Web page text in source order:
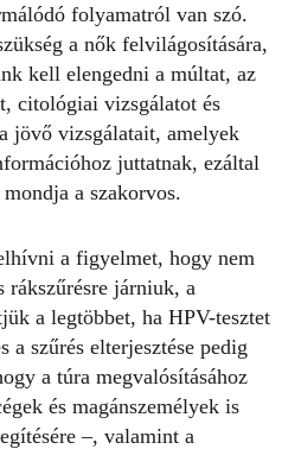
folyamatról van szó.
a nők felvilágosítására,
kell elengedni a múltat, az
citológiai vizsgálatot és
jövő vizsgálatait, amelyek
juttatnak, ezáltal
a szakorvos.
a figyelmet, hogy nem
rákszűrésre járniuk, a
a legtöbbet, ha HPV-tesztet
szűrés elterjesztése pedig
a túra megvalósításához
és magánszemélyek is
–, valamint a